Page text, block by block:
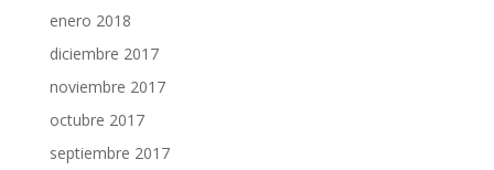
enero 2018
diciembre 2017
noviembre 2017
octubre 2017
septiembre 2017